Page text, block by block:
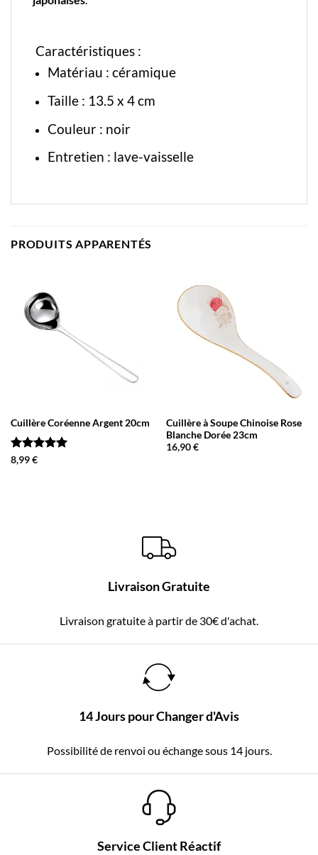
Caractéristiques :
Matériau : céramique
Taille : 13.5 x 4 cm
Couleur : noir
Entretien : lave-vaisselle
PRODUITS APPARENTÉS
Cuillère Coréenne Argent 20cm
Note
8,99€
Cuillère à Soupe Chinoise Rose
Blanche Dorée 23cm
16,90€
Livraison Gratuite
Livraison gratuite à partir de 30€ d'achat.
14 Jours pour Changer d'Avis
Possibilité de renvoi ou échange sous 14 jours.
Service Client Réactif